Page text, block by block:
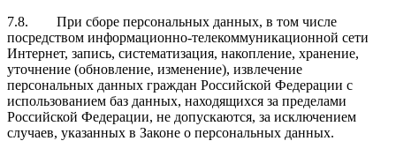
7.8. При сборе персональных данных, в том числе
посредством информационно-телекоммуникационной сети
Интернет, запись, систематизация, накопление, хранение,
уточнение (обновление, изменение), извлечение
персональных данных граждан Российской Федерации с
использованием баз данных, находящихся за пределами
Российской Федерации, не допускаются, за исключением
случаев, указанных в Законе о персональных данных.